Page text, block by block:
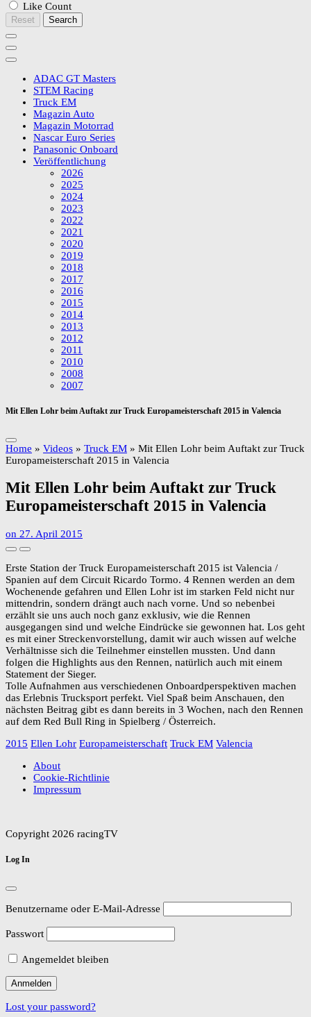
Like Count
Reset Search
ADAC GT Masters
STEM Racing
Truck EM
Magazin Auto
Magazin Motorrad
Nascar Euro Series
Panasonic Onboard
Veröffentlichung
2026
2025
2024
2023
2022
2021
2020
2019
2018
2017
2016
2015
2014
2013
2012
2011
2010
2008
2007
Mit Ellen Lohr beim Auftakt zur Truck Europameisterschaft 2015 in Valencia
Home » Videos » Truck EM » Mit Ellen Lohr beim Auftakt zur Truck
Europameisterschaft 2015 in Valencia
Mit Ellen Lohr beim Auftakt zur Truck
Europameisterschaft 2015 in Valencia
on 27. April 2015
Erste Station der Truck Europameisterschaft 2015 ist Valencia /
Spanien auf dem Circuit Ricardo Tormo. 4 Rennen werden an dem
Wochenende gefahren und Ellen Lohr ist im starken Feld nicht nur
mittendrin, sondern drängt auch nach vorne. Und so nebenbei
erzählt sie uns auch noch ganz exklusiv, wie die Rennen
ausgegangen sind und welche Eindrücke sie gewonnen hat. Los geht
es mit einer Streckenvorstellung, damit wir auch wissen auf welche
Verhältnisse sich die Teilnehmer einstellen mussten. Und dann
folgen die Highlights aus den Rennen, natürlich auch mit einem
Statement der Sieger.
Tolle Aufnahmen aus verschiedenen Onboardperspektiven machen
das Erlebnis Trucksport perfekt. Viel Spaß beim Anschauen, den
nächsten Beitrag gibt es dann bereits in 3 Wochen, nach den Rennen
auf dem Red Bull Ring in Spielberg / Österreich.
2015 Ellen Lohr Europameisterschaft Truck EM Valencia
About
Cookie-Richtlinie
Impressum
Copyright 2026 racingTV
Log In
Benutzername oder E-Mail-Adresse
Passwort
Angemeldet bleiben
Lost your password?